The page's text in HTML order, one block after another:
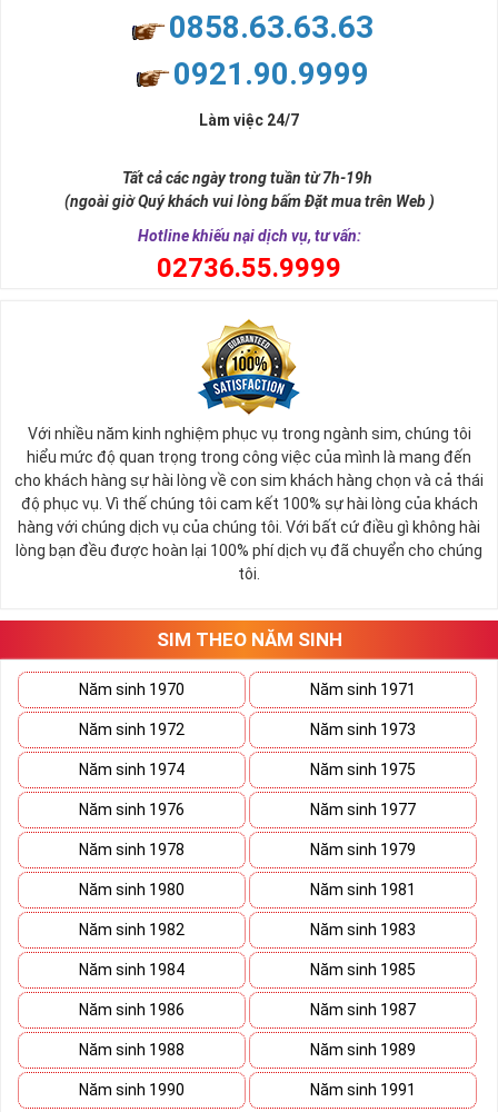
và tính hai mặt. Số 2 thúc giục chúng ta lựa chọn, dựa vào những
đời, nơi bạn phải đưa ra những quyết định quan trọng.
Ý nghĩa sim tứ quý 2
Theo quan niệm phong thủy
Số 2 tượng trưng cho sự cân bằng, hài hòa của âm dương và đất
trời. Sự cân bằng này giúp cho mọi việc đều thuận lợi và mang lại
nhiều may mắn trong cuộc sống và kinh doanh.
Số 2 còn biểu trưng cho lòng tốt, sự ổn định và tính hai mặt của
mọi vấn đề. Số 2 giúp cho họ có được sự lựa chọn, để đưa ra
những hướng giải quyết đúng đắn nhắt.
tứ 2 cùng xuất hiện trong một dãy số sim càng giúp cho ý nghĩa
sim tứ quýtăng lên gấp bội. Sở hữu sim Tứ Quý 2 giúp khích lệ tinh
thần người sở hữu là không sợ bất cứ điều gì mà hãy cứ làm thì
mọi điều tốt đẹp và may mắn ắt sẽ đến.
Lợi ích sim Tứ Quý 2 mang lại là gì?
Lợi ích sim Tứ Quý 2 mang lại là gì?
0858.63.63.63
0921.90.9999
Làm việc 24/7
Tất cả các ngày trong tuần từ 7h-19h
(ngoài giờ Quý khách vui lòng bấm Đặt mua trên Web )
Hotline khiếu nại dịch vụ, tư vấn:
02736.55.9999
Với nhiều năm kinh nghiệm phục vụ trong ngành sim, chúng tôi
hiểu mức độ quan trọng trong công việc của mình là mang đến
cho khách hàng sự hài lòng về con sim khách hàng chọn và cả thái
độ phục vụ. Vì thế chúng tôi cam kết 100% sự hài lòng của khách
hàng với chúng dịch vụ của chúng tôi. Với bất cứ điều gì không hài
lòng bạn đều được hoàn lại 100% phí dịch vụ đã chuyển cho chúng
tôi.
SIM THEO NĂM SINH
Năm sinh 1970 Năm sinh 1971
Năm sinh 1972 Năm sinh 1973
Năm sinh 1974 Năm sinh 1975
Năm sinh 1976 Năm sinh 1977
Năm sinh 1978 Năm sinh 1979
Năm sinh 1980 Năm sinh 1981
Năm sinh 1982 Năm sinh 1983
Năm sinh 1984 Năm sinh 1985
Năm sinh 1986 Năm sinh 1987
Năm sinh 1988 Năm sinh 1989
Năm sinh 1990 Năm sinh 1991